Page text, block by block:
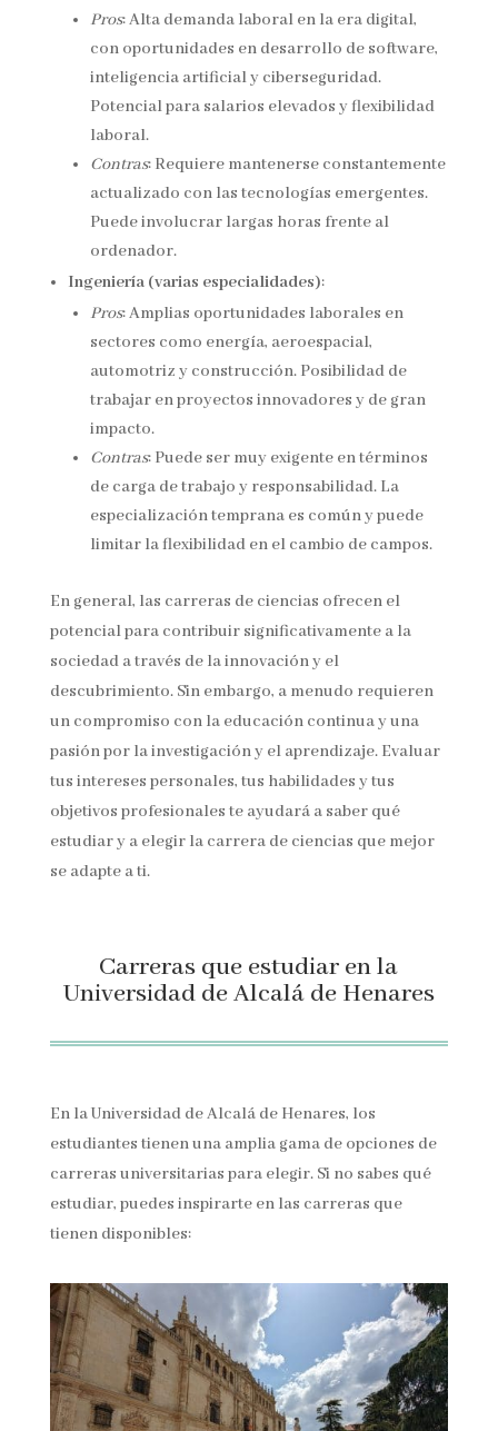
Pros: Alta demanda laboral en la era digital,
con oportunidades en desarrollo de software,
inteligencia artificial y ciberseguridad.
Potencial para salarios elevados y flexibilidad
laboral.
Contras: Requiere mantenerse constantemente
actualizado con las tecnologías emergentes.
Puede involucrar largas horas frente al
ordenador.
Ingeniería (varias especialidades):
Pros: Amplias oportunidades laborales en
sectores como energía, aeroespacial,
automotriz y construcción. Posibilidad de
trabajar en proyectos innovadores y de gran
impacto.
Contras: Puede ser muy exigente en términos
de carga de trabajo y responsabilidad. La
especialización temprana es común y puede
limitar la flexibilidad en el cambio de campos.
En general, las carreras de ciencias ofrecen el
potencial para contribuir significativamente a la
sociedad a través de la innovación y el
descubrimiento. Sin embargo, a menudo requieren
un compromiso con la educación continua y una
pasión por la investigación y el aprendizaje. Evaluar
tus intereses personales, tus habilidades y tus
objetivos profesionales te ayudará a saber qué
estudiar y a elegir la carrera de ciencias que mejor
se adapte a ti.
Carreras que estudiar en la
Universidad de Alcalá de Henares
En la Universidad de Alcalá de Henares, los
estudiantes tienen una amplia gama de opciones de
carreras universitarias para elegir. Si no sabes qué
estudiar, puedes inspirarte en las carreras que
tienen disponibles: